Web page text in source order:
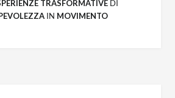
TRASFORMATIVEDI
IN MOVIMENTO